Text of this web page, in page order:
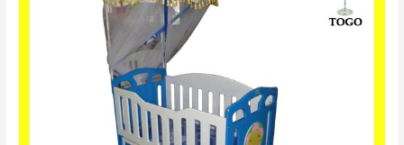
119.900 CFA.
114.000 CFA.